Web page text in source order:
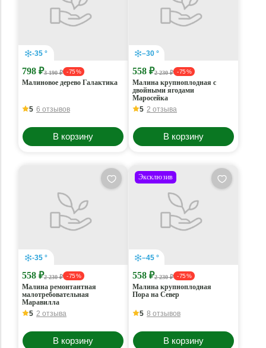
-35 °
798 ₽3 190 ₽ - 75 %
Малиновое дерево Галактика
5 6 отзывов
В корзину
–30 °
558 ₽2 230 ₽ - 75 %
Малина крупноплодная с
двойными ягодами
Маросейка
5 2 отзыва
В корзину
-35 °
558 ₽2 230 ₽ - 75 %
Малина ремонтантная
малотребовательная
Маравилла
5 2 отзыва
В корзину
Эксклюзив
–45 °
558 ₽2 230 ₽ - 75 %
Малина крупноплодная
Пора на Север
5 8 отзывов
В корзину